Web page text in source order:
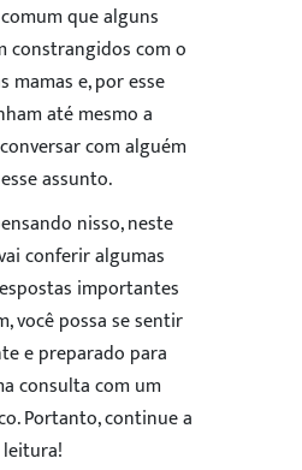
que alguns
constrangidos com o
mamas e, por esse
até mesmo a
com alguém
assunto.
nisso, neste
conferir algumas
importantes
você possa se sentir
e preparado para
consulta com um
Portanto, continue a
leitura!